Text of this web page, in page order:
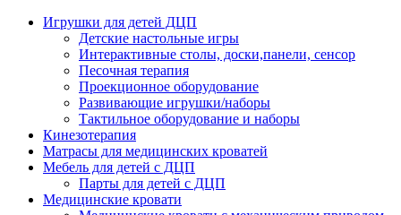
Игрушки для детей ДЦП
Детские настольные игры
Интерактивные столы, доски,панели, сенсор
Песочная терапия
Проекционное оборудование
Развивающие игрушки/наборы
Тактильное оборудование и наборы
Кинезотерапия
Матрасы для медицинских кроватей
Мебель для детей с ДЦП
Парты для детей с ДЦП
Медицинские кровати